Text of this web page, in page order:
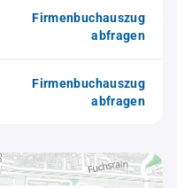
Firmenbuchauszug
abfragen
Firmenbuchauszug
abfragen